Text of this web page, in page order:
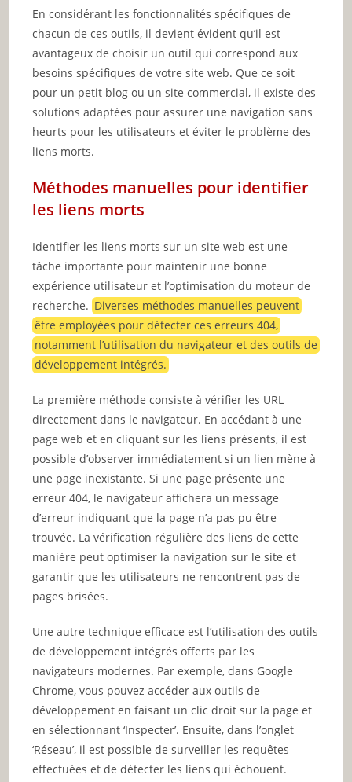
En considérant les fonctionnalités spécifiques de
chacun de ces outils, il devient évident qu’il est
avantageux de choisir un outil qui correspond aux
besoins spécifiques de votre site web. Que ce soit
pour un petit blog ou un site commercial, il existe des
solutions adaptées pour assurer une navigation sans
heurts pour les utilisateurs et éviter le problème des
liens morts.
Méthodes manuelles pour identifier
les liens morts
Identifier les liens morts sur un site web est une
tâche importante pour maintenir une bonne
expérience utilisateur et l’optimisation du moteur de
recherche.Diverses méthodes manuelles peuvent
être employées pour détecter ces erreurs 404,
notamment l’utilisation du navigateur et des outils de
développement intégrés.
La première méthode consiste à vérifier les URL
directement dans le navigateur. En accédant à une
page web et en cliquant sur les liens présents, il est
possible d’observer immédiatement si un lien mène à
une page inexistante. Si une page présente une
erreur 404, le navigateur affichera un message
d’erreur indiquant que la page n’a pas pu être
trouvée. La vérification régulière des liens de cette
manière peut optimiser la navigation sur le site et
garantir que les utilisateurs ne rencontrent pas de
pages brisées.
Une autre technique efficace est l’utilisation des outils
de développement intégrés offerts par les
navigateurs modernes. Par exemple, dans Google
Chrome, vous pouvez accéder aux outils de
développement en faisant un clic droit sur la page et
en sélectionnant ‘Inspecter’. Ensuite, dans l’onglet
‘Réseau’, il est possible de surveiller les requêtes
effectuées et de détecter les liens qui échouent.